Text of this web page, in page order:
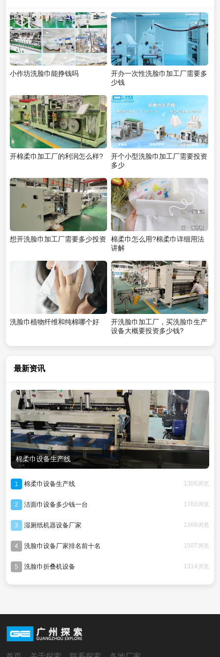
小作坊洗脸巾能挣钱吗
开办一次性洗脸巾加工厂需要多
少钱
开棉柔巾加工厂的利润怎么样?
开个小型洗脸巾加工厂需要投资
多少
想开洗脸巾加工厂需要多少投资
棉柔巾怎么用?棉柔巾详细用法
讲解
洗脸巾植物纤维和纯棉哪个好
开洗脸巾加工厂，买洗脸巾生产
设备大概要投资多少钱?
最新资讯
棉柔巾设备生产线
1 棉柔巾设备生产线 1306浏览
2 洁面巾设备多少钱一台 1760浏览
3 湿厕纸机器设备厂家 1269浏览
4 洗脸巾设备厂家排名前十名 1507浏览
5 洗脸巾折叠机设备 1314浏览